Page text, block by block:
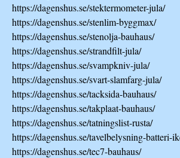
https://dagenshus.se/stektermometer-jula/
https://dagenshus.se/stenlim-byggmax/
https://dagenshus.se/stenolja-bauhaus/
https://dagenshus.se/strandfilt-jula/
https://dagenshus.se/svampkniv-jula/
https://dagenshus.se/svart-slamfarg-jula/
https://dagenshus.se/tacksida-bauhaus/
https://dagenshus.se/takplaat-bauhaus/
https://dagenshus.se/tatningslist-rusta/
https://dagenshus.se/tavelbelysning-batteri-
https://dagenshus.se/tec7-bauhaus/